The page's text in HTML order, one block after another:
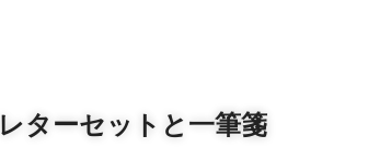
レターセットと一筆箋